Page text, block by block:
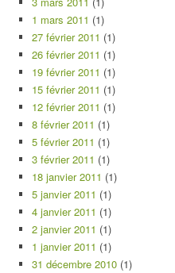
1 mars 2011 (1)
27 février 2011 (1)
26 février 2011 (1)
19 février 2011 (1)
15 février 2011 (1)
12 février 2011 (1)
8 février 2011 (1)
5 février 2011 (1)
3 février 2011 (1)
18 janvier 2011 (1)
5 janvier 2011 (1)
4 janvier 2011 (1)
2 janvier 2011 (1)
1 janvier 2011 (1)
31 décembre 2010 (1)